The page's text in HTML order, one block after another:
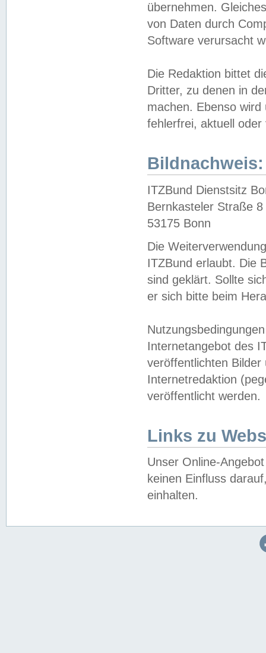
übernehmen.
von Daten durch
Software verursacht
Die Redaktion bittet
Dritter, zu denen in
machen. Ebenso
fehlerfrei, aktuell oder
Bildnachweis:
ITZBund Dienstsitz
Bernkasteler Straße 8
53175 Bonn
Die
ITZBund erlaubt. Die
sind geklärt. Sollte
er sich bitte beim
Internetangebot des
veröffentlichten
Internetredaktion
veröffentlicht werden.
Links zu
Unser Online-
keinen Einfluss
einhalten.